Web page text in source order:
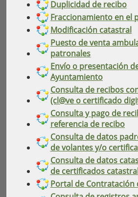
Duplicidad de recibo
Fraccionamiento en el
Modificación catastral
Puesto de venta
patronales
Envío o presentación
Ayuntamiento
Consulta de recibos
(cl@ve o certificado
Consulta y pago de
referencia de recibo
Consulta de datos
de volantes y/o
Consulta de datos
de certificados
Portal de Contratación